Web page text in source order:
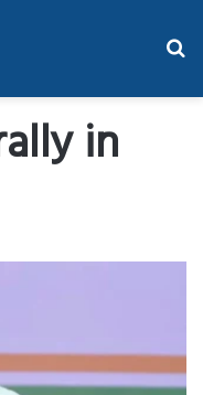
in